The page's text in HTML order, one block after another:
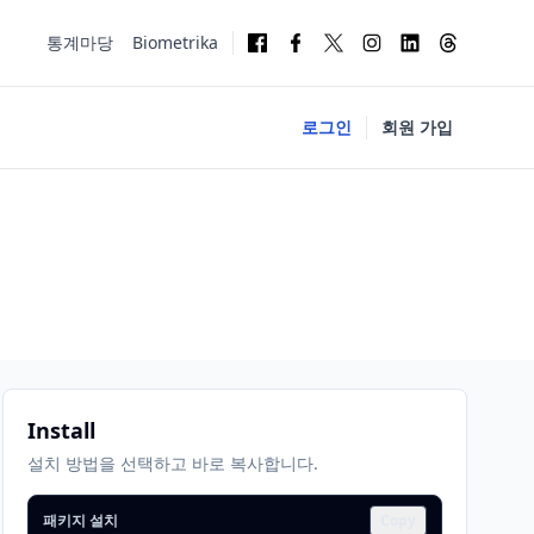
통계마당 Biometrika
로그인 회원 가입
Install
설치 방법을 선택하고 바로 복사합니다.
패키지 설치